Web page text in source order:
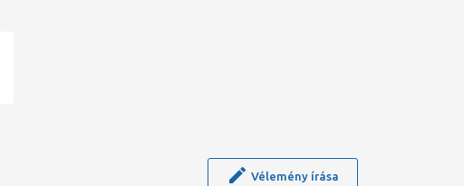
Vélemény írása